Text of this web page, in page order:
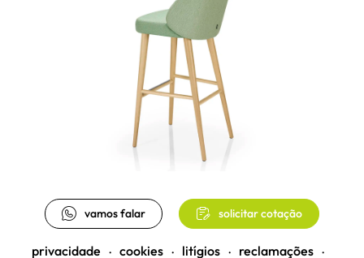
vamos falar solicitar cotação
privacidade • cookies • litígios • reclamações •